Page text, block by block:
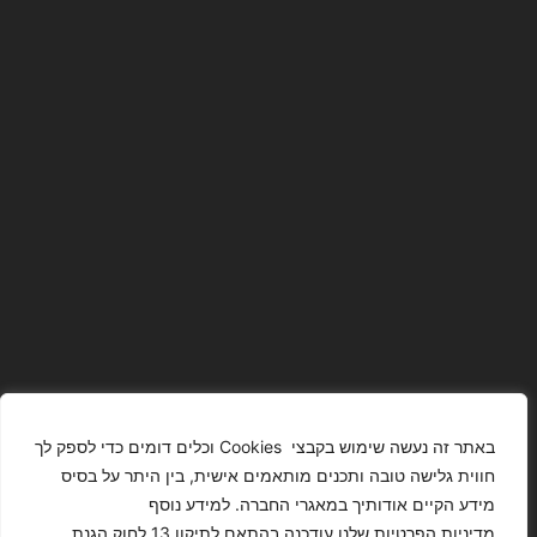
באתר זה נעשה שימוש בקבצי Cookies וכלים דומים כדי לספק לך
חווית גלישה טובה ותכנים מותאמים אישית, בין היתר על בסיס
מידע הקיים אודותיך במאגרי החברה. למידע נוסף
מדיניות הפרטיות שלנו עודכנה בהתאם לתיקון 13 לחוק הגנת